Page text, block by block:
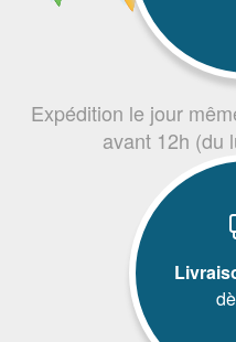
Expédition le jour
avant 12h (du